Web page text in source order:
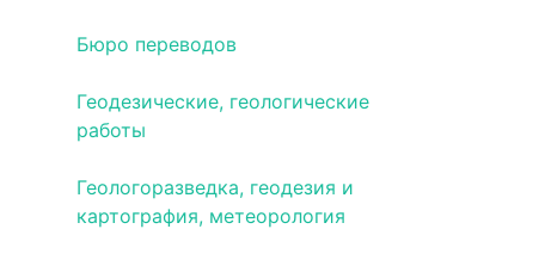
Бюро переводов
Геодезические, геологические
работы
Геологоразведка, геодезия и
картография, метеорология